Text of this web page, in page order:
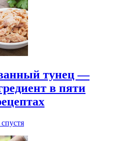
тунец —
в пяти